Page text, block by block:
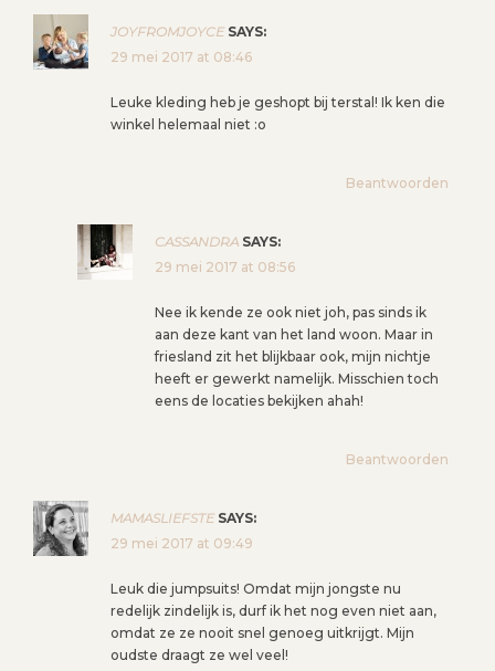
I
E
JOYFROMJOYCE SAYS:
29 mei 2017 at 08:46
Leuke kleding heb je geshopt bij terstal! Ik ken die
winkel helemaal niet :o
Beantwoorden
CASSANDRA SAYS:
29 mei 2017 at 08:56
Nee ik kende ze ook niet joh, pas sinds ik
aan deze kant van het land woon. Maar in
friesland zit het blijkbaar ook, mijn nichtje
heeft er gewerkt namelijk. Misschien toch
eens de locaties bekijken ahah!
Beantwoorden
MAMASLIEFSTE SAYS:
29 mei 2017 at 09:49
Leuk die jumpsuits! Omdat mijn jongste nu
redelijk zindelijk is, durf ik het nog even niet aan,
omdat ze ze nooit snel genoeg uitkrijgt. Mijn
oudste draagt ze wel veel!